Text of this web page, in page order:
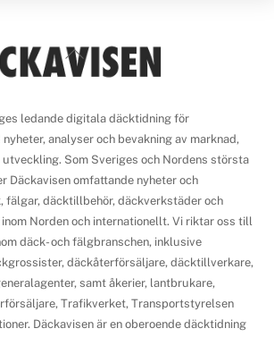
Back
To
ledande digitala däcktidning för
analyser och bevakning av marknad,
Som Sveriges och Nordens största
Däckavisen omfattande nyheter och
fälgar, däcktillbehör, däckverkstäder och
Norden och internationellt. Vi riktar oss till
däck- och fälgbranschen, inklusive
däckåterförsäljare, däcktillverkare,
samt åkerier, lantbrukare,
Trafikverket, Transportstyrelsen
Däckavisen är en oberoende däcktidning